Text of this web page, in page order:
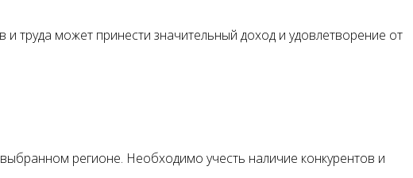
труда может принести значительный доход и удовлетворение от
регионе. Необходимо учесть наличие конкурентов и